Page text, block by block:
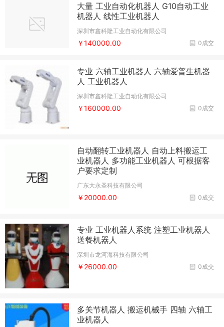
大量 工业自动化机器人 G10自动工业
机器人 线性工业机器人
深圳市鑫科隆工业自动化有限公司
0成交
￥140000.00
专业 六轴工业机器人 六轴爱普生机器
人 工业机器人
深圳市鑫科隆工业自动化有限公司
0成交
￥160000.00
自动翻转工业机器人 自动上料搬运工
业机器人 多功能工业机器人 可根据客
户要求定制
广东大永圣科技有限公司
0成交
￥20000.00
专业 工业机器人系统 注塑工业机器人
送餐机器人
深圳市龙河海科技有限公司
0成交
￥26000.00
多关节机器人 搬运机械手 四轴 六轴工
业机器人